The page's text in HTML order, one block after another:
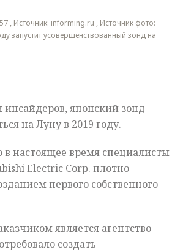
, Источник: informing.ru , Источник фото:
запустит усовершенствованный зонд на
японский зонд
на Луну в 2019 году.
в настоящее время специалисты
Electric Corp. плотно
первого собственного
является агентство
создать